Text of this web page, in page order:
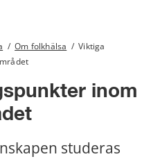
/ Om folkhälsa / Viktiga
inom
studeras